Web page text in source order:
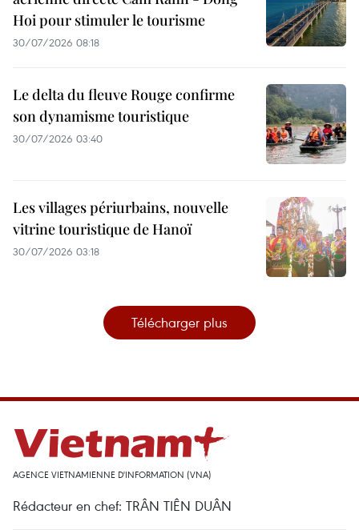
Hoi pour stimuler le tourisme
30/07/2026 08:18
Le delta du fleuve Rouge confirme
son dynamisme touristique
30/07/2026 03:40
Les villages périurbains, nouvelle
vitrine touristique de Hanoï
30/07/2026 03:18
Télécharger plus
AGENCE VIETNAMIENNE D'INFORMATION (VNA)
Rédacteur en chef: TRÂN TIÊN DUÂN